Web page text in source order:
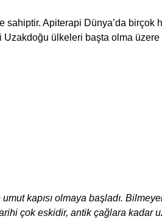
Apiterapi Dünya’da birçok
ülkeleri başta olma
kapısı olmaya başladı.
çok eskidir, antik çağlara kadar